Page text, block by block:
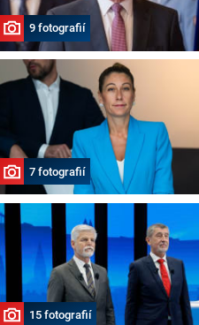
9 fotografií
7 fotografií
15 fotografií